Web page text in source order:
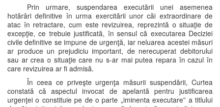
Prin urmare, suspendarea executării unei asemenea
hotărâri definitive în urma exercitării unor căi extraordinare de
atac în retractare, cum este revizuirea, reprezintă o situaţie de
excepţie, ce trebuie justificată, în sensul că executarea Deciziei
civile definitive se impune de urgenţă, iar neluarea acestei măsuri
ar produce un prejudiciu important, de nerecuperat debitorului
sau ar crea o situaţie care nu s-ar mai putea repara în cazul în
care revizuirea ar fi admisă.
În ceea ce priveşte urgenţa măsurii suspendării, Curtea
constată că aspectul invocat de apelantă pentru justificarea
urgenţei o constituie pe de o parte „iminenta executare” a titlului